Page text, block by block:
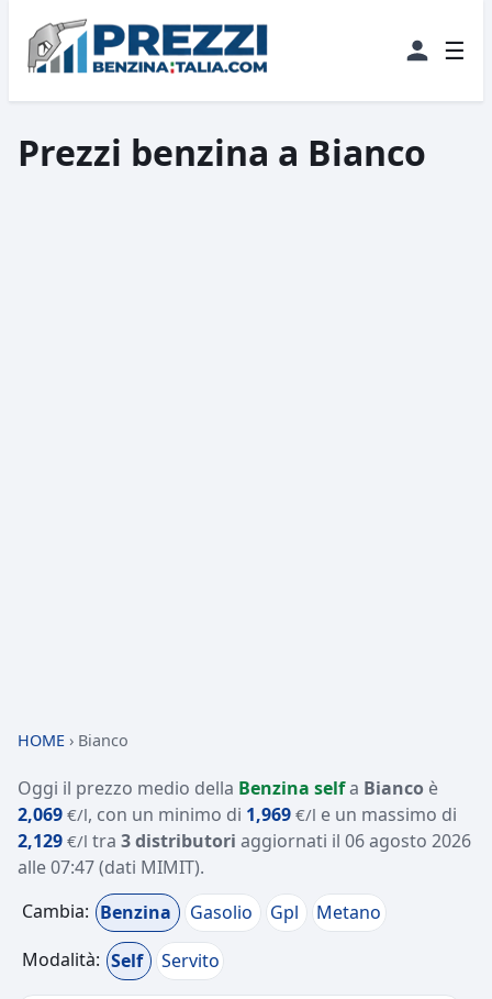
☰
Prezzi benzina a Bianco
HOME › Bianco
Oggi il prezzo medio della Benzina selfa Bianco è
2,069 €/l, con un minimo di 1,969 €/l e un massimo di
2,129 €/l tra 3 distributori aggiornati il 06 agosto 2026
alle 07:47(dati MIMIT).
Cambia: Benzina Gasolio Gpl
Metano
Modalità: Self Servito